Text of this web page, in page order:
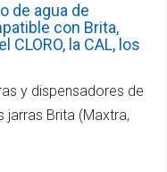
de agua de
con Brita,
CLORO, la CAL, los
y dispensadores de
jarras Brita (Maxtra,